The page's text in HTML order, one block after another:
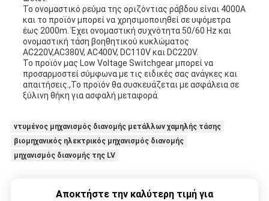
Το ονομαστικό ρεύμα της οριζόντιας ράβδου είναι 4000A
και το προϊόν μπορεί να χρησιμοποιηθεί σε υψόμετρα
έως 2000m. Έχει ονομαστική συχνότητα 50/60 Hz και
ονομαστική τάση βοηθητικού κυκλώματος
AC220V,AC380V, AC400V, DC110V και DC220V.
Το προϊόν μας Low Voltage Switchgear μπορεί να
προσαρμοστεί σύμφωνα με τις ειδικές σας ανάγκες και
απαιτήσεις.,Το προϊόν θα συσκευάζεται με ασφάλεια σε
ξύλινη θήκη για ασφαλή μεταφορά.
ντυμένος μηχανισμός διανομής μετάλλων χαμηλής τάσης
βιομηχανικός ηλεκτρικός μηχανισμός διανομής
μηχανισμός διανομής της LV
Αποκτήστε την καλύτερη τιμή για